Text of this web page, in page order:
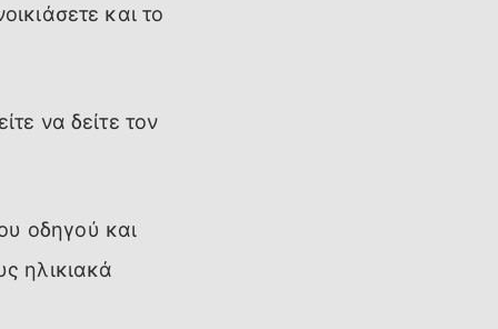
και το
να δείτε τον
οδηγού και
ηλικιακά